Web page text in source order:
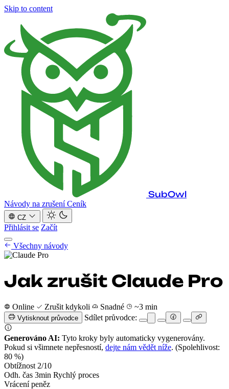
Skip to content
SubOwl
Návody na zrušeníCeník
CZ
Přihlásit se Začít
Návody na zrušení Ceník
CZ
Všechny návody
Jak zrušit Claude Pro
Online Zrušit kdykoli Snadné ~3 min
Vytisknout průvodce Sdílet průvodce:
Generováno AI: Tyto kroky byly automaticky vygenerovány.
Pokud si všimnete nepřesností, dejte nám vědět níže. (Spolehlivost:
80 %)
Obtížnost 2/10
Odh. čas 3min Rychlý proces
Vrácení peněz